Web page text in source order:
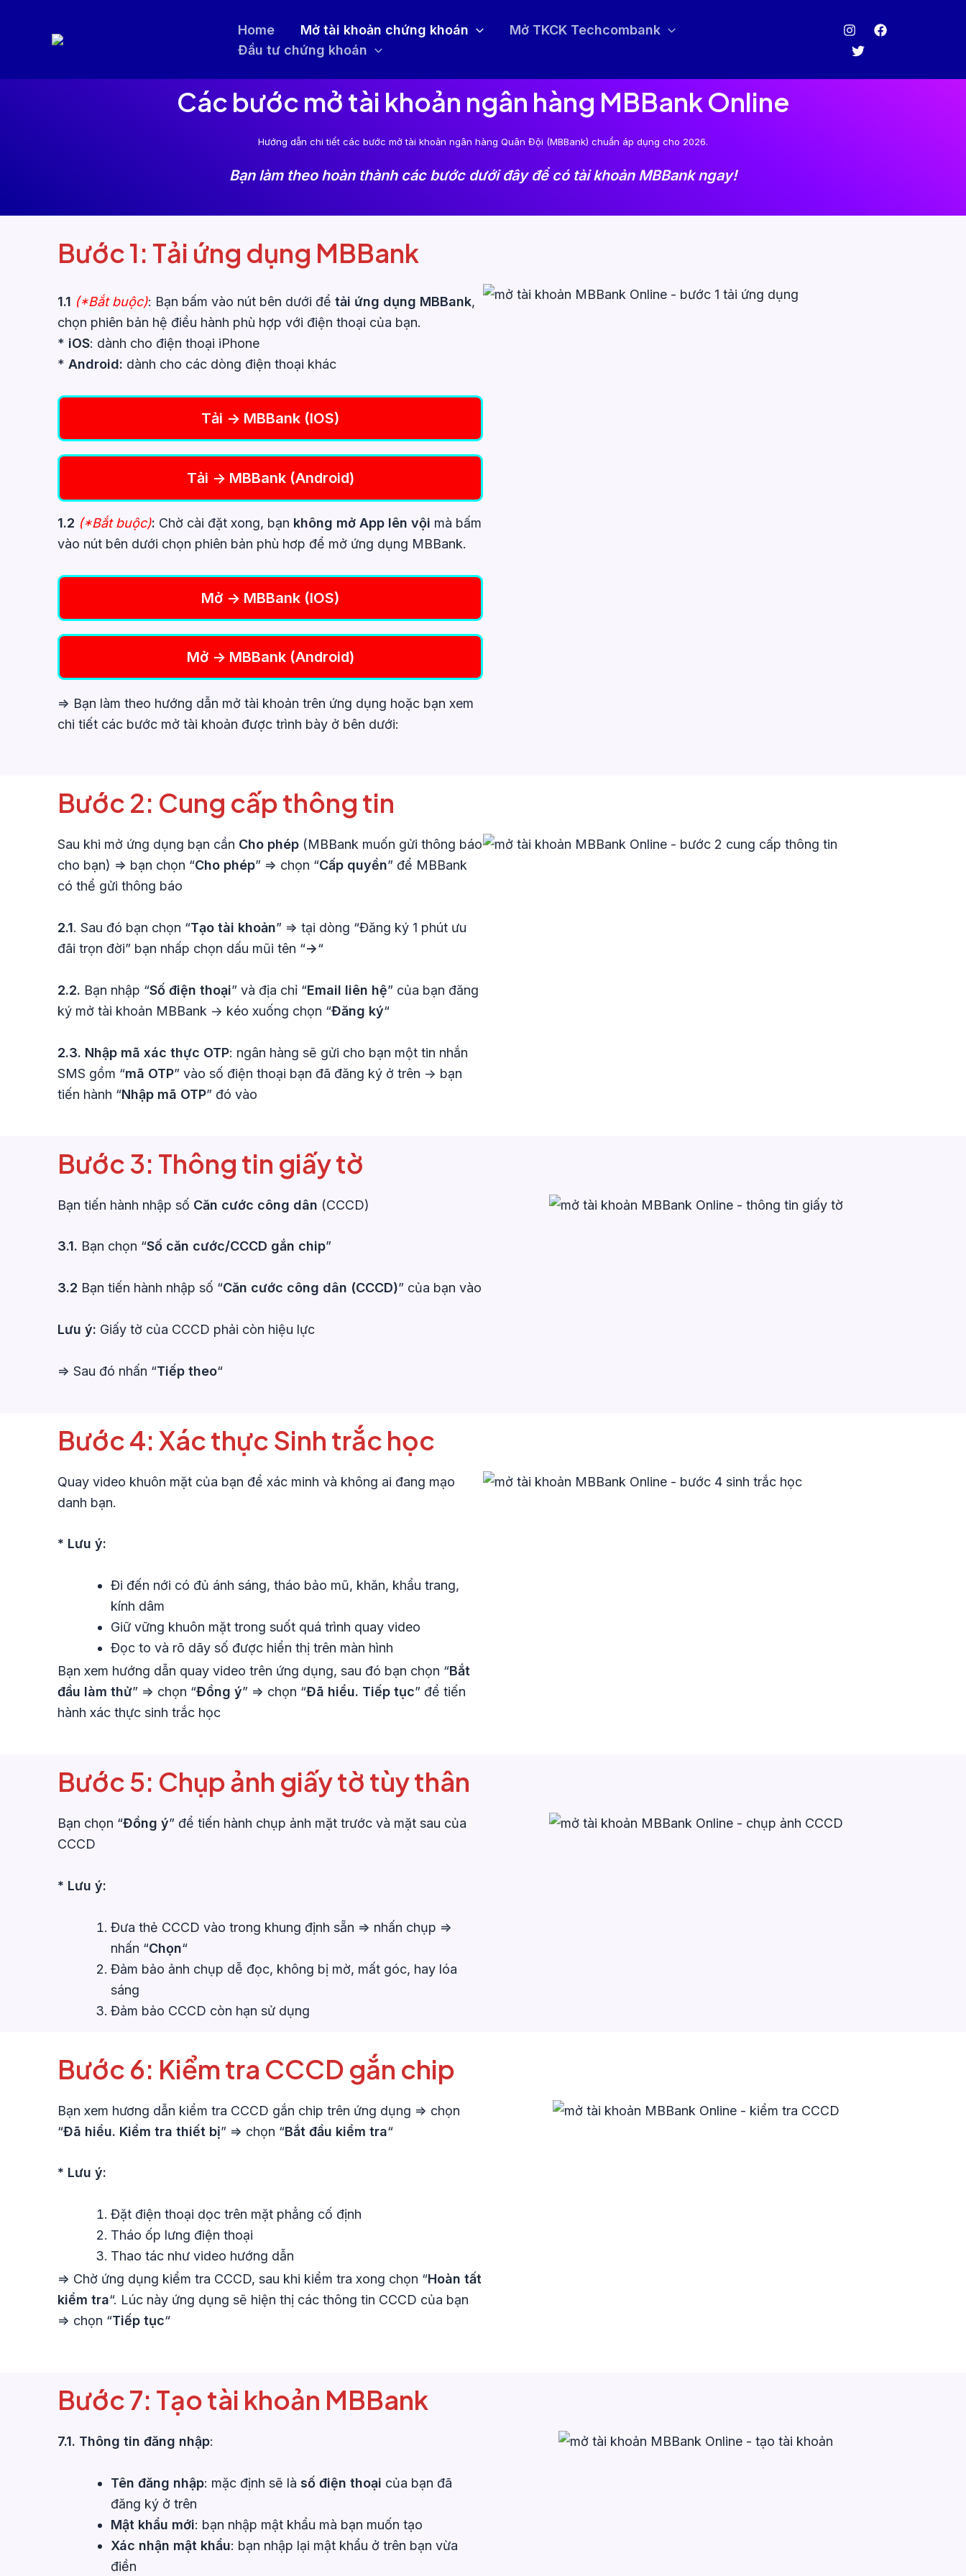
Home Mở tài khoản chứng khoán
Mở TKCK Techcombank
Đầu tư chứng khoán
Các bước mở tài khoản ngân hàng MBBank Online
Hướng dẫn chi tiết các bước mở tài khoản ngân hàng Quân Đội (MBBank) chuẩn áp dụng cho 2026.
Bạn làm theo hoàn thành các bước dưới đây để có tài khoản MBBank ngay!
Bước 1: Tải ứng dụng MBBank
1.1 (*Bắt buộc): Bạn bấm vào nút bên dưới để tải ứng dụng MBBank,
chọn phiên bản hệ điều hành phù hợp với điện thoại của bạn.
* iOS: dành cho điện thoại iPhone
* Android: dành cho các dòng điện thoại khác
Tải -> MBBank (IOS)
Tải -> MBBank (Android)
1.2 (*Bắt buộc): Chờ cài đặt xong, bạn không mở App lên vội mà bấm
vào nút bên dưới chọn phiên bản phù hơp để mở ứng dụng MBBank.
Mở -> MBBank (IOS)
Mở -> MBBank (Android)
=> Bạn làm theo hướng dẫn mở tài khoản trên ứng dụng hoặc bạn xem
chi tiết các bước mở tài khoản được trình bày ở bên dưới:
Bước 2: Cung cấp thông tin
Sau khi mở ứng dụng bạn cần Cho phép (MBBank muốn gửi thông báo
cho bạn) => bạn chọn “Cho phép” => chọn “Cấp quyền” để MBBank
có thể gửi thông báo
2.1. Sau đó bạn chọn “Tạo tài khoản” => tại dòng “Đăng ký 1 phút ưu
đãi trọn đời” bạn nhấp chọn dấu mũi tên “->“
2.2. Bạn nhập “Số điện thoại” và địa chỉ “Email liên hệ” của bạn đăng
ký mở tài khoản MBBank -> kéo xuống chọn “Đăng ký“
2.3. Nhập mã xác thực OTP: ngân hàng sẽ gửi cho bạn một tin nhắn
SMS gồm “mã OTP” vào số điện thoại bạn đã đăng ký ở trên -> bạn
tiến hành “Nhập mã OTP” đó vào
Bước 3: Thông tin giấy tờ
Bạn tiến hành nhập số Căn cước công dân (CCCD)
3.1. Bạn chọn “Số căn cước/CCCD gắn chip”
3.2 Bạn tiến hành nhập số “Căn cước công dân (CCCD)” của bạn vào
Lưu ý: Giấy tờ của CCCD phải còn hiệu lực
=> Sau đó nhấn “Tiếp theo“
Bước 4: Xác thực Sinh trắc học
Quay video khuôn mặt của bạn để xác minh và không ai đang mạo
danh bạn.
* Lưu ý:
Đi đến nới có đủ ánh sáng, tháo bảo mũ, khăn, khẩu trang,
kính dâm
Giữ vững khuôn mặt trong suốt quá trình quay video
Đọc to và rõ dãy số được hiển thị trên màn hình
Bạn xem hướng dẫn quay video trên ứng dụng, sau đó bạn chọn “Bắt
đầu làm thử” => chọn “Đồng ý” => chọn “Đã hiểu. Tiếp tục” để tiến
hành xác thực sinh trắc học
Bước 5: Chụp ảnh giấy tờ tùy thân
Bạn chọn “Đồng ý” để tiến hành chụp ảnh mặt trước và mặt sau của
CCCD
* Lưu ý:
Đưa thẻ CCCD vào trong khung định sẵn => nhấn chụp =>
nhấn “Chọn“
Đảm bảo ảnh chụp dễ đọc, không bị mờ, mất góc, hay lóa
sáng
Đảm bảo CCCD còn hạn sử dụng
Bước 6: Kiểm tra CCCD gắn chip
Bạn xem hương dẫn kiểm tra CCCD gắn chip trên ứng dụng => chọn
“Đã hiểu. Kiểm tra thiết bị” => chọn “Bắt đầu kiểm tra“
* Lưu ý:
Đặt điện thoại dọc trên mặt phẳng cố định
Tháo ốp lưng điện thoại
Thao tác như video hướng dẫn
=> Chờ ứng dụng kiểm tra CCCD, sau khi kiểm tra xong chọn “Hoàn tất
kiểm tra“. Lúc này ứng dụng sẽ hiện thị các thông tin CCCD của bạn
=> chọn “Tiếp tục“
Bước 7: Tạo tài khoản MBBank
7.1. Thông tin đăng nhập:
Tên đăng nhập: mặc định sẽ là số điện thoại của bạn đã
đăng ký ở trên
Mật khẩu mới: bạn nhập mật khẩu mà bạn muốn tạo
Xác nhận mật khẩu: bạn nhập lại mật khẩu ở trên bạn vừa
điền